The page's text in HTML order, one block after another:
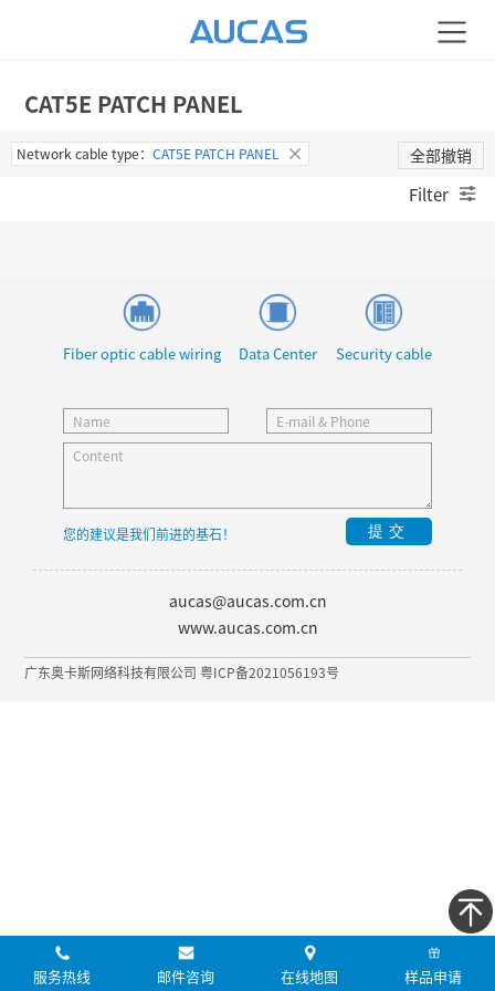
CAT5E PATCH PANEL
Network cable type： CAT5E PATCH PANEL 全部撤销
Filter
Fiber optic cable wiring Data Center Security cable
您的建议是我们前进的基石！ 提交
aucas@aucas.com.cn
www.aucas.com.cn
广东奥卡斯网络科技有限公司 粤ICP备2021056193号
服务热线 邮件咨询 在线地图 样品申请